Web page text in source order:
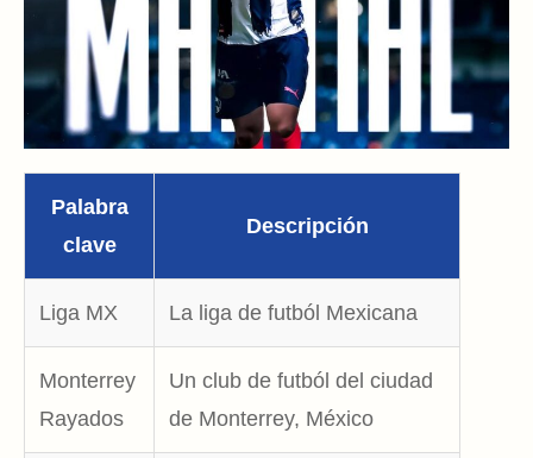
Palabra
clave
Descripción
Liga MX La liga de futból Mexicana
Monterrey
Rayados
Un club de futból del ciudad
de Monterrey, México